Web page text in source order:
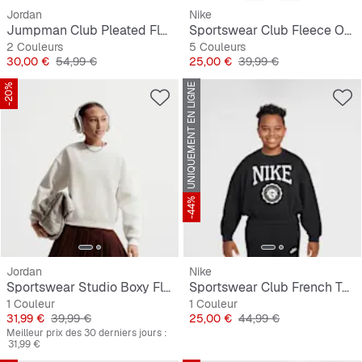
Jordan
Jumpman Club Pleated Fleece
2 Couleurs
Prix
30,00 € Prix original
54,99 €
Nike
Sportswear Club Fleece Oversized Crew
5 Couleurs
Prix
25,00 € Prix original
39,99 €
-20%
Jordan
Sportswear Studio Boxy Fleece Crew-Neck
1 Couleur
Prix
31,99 € Prix original
39,99 €
Meilleur prix des 30 derniers jours :
31,99 €
UNIQUEMENT EN LIGNE
-44%
Nike
Sportswear Club French Terry Boxy Crew Graphics Star
1 Couleur
Prix
25,00 € Prix original
44,99 €